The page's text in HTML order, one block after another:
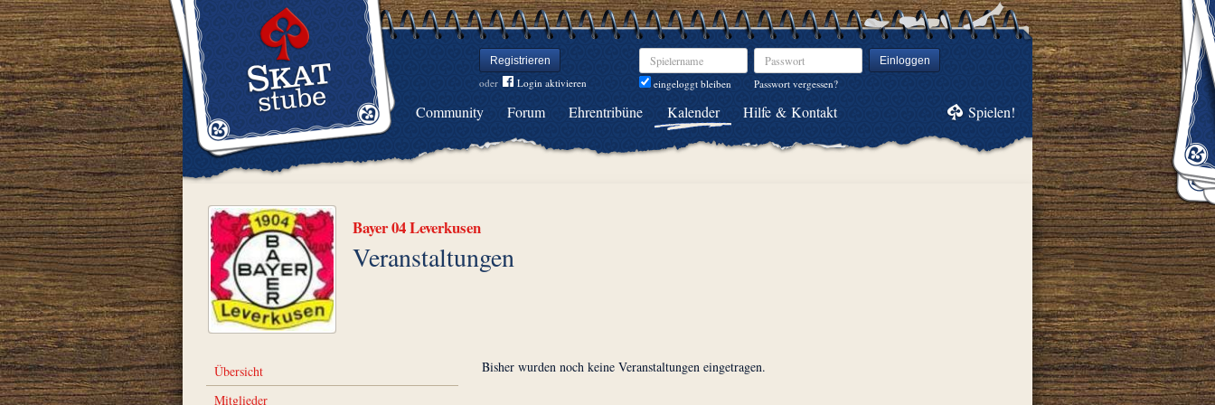
Registrieren
oder Login aktivieren
Spielername
eingeloggt bleiben
Passwort Einloggen
Passwort vergessen?
Community Forum Ehrentribüne Kalender Hilfe & Kontakt Spielen!
Bayer 04 Leverkusen
Veranstaltungen
Übersicht
Mitglieder
Bisher wurden noch keine Veranstaltungen eingetragen.